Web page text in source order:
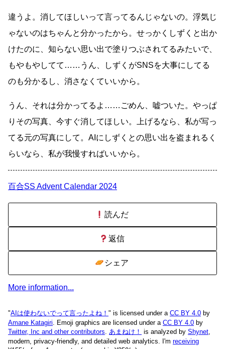
違うよ。消してほしいって言ってるんじゃないの。浮気じ
ゃないのはちゃんと分かったから。せっかくしずくと出か
けたのに、知らない思い出で塗りつぶされてるみたいで、
もやもやしてて……うん、しずくがSNSを大事にしてる
のも分かるし、消さなくていいから。
うん、それは分かってるよ……ごめん、嘘ついた。やっぱ
りその写真、今すぐ消してほしい。上げるなら、私が写っ
てる元の写真にして。AIにしずくとの思い出を盗まれるく
らいなら、私が我慢すればいいから。
百合SS Advent Calendar 2024
読んだ
返信
シェア
More information...
"AIは使わないでって言ったよね！ " is licensed under a CC BY 4.0 by
Amane Katagiri. Emoji graphics are licensed under a CC BY 4.0 by
Twitter, Inc and other contributors. あまねけ！ is analyzed by Shynet,
modern, privacy-friendly, and detailed web analytics. I'm receiving